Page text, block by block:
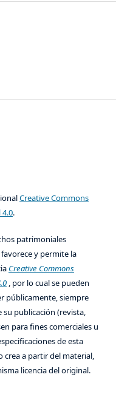
Creative Commons
.
patrimoniales
y permite la
Creative Commons
, por lo cual se pueden
públicamente, siempre
publicación (revista,
para fines comerciales u
de esta
crea a partir del material,
licencia del original.